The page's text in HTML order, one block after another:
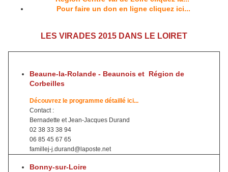
Pour faire un don en ligne cliquez ici...
LES VIRADES 2015 DANS LE LOIRET
Beaune-la-Rolande - Beaunois et Région de
Corbeilles
Découvrez le programme détaillé ici...
Contact :
Bernadette et Jean-Jacques Durand
02 38 33 38 94
06 85 45 67 65
famillej-j.durand@laposte.net
Bonny-sur-Loire